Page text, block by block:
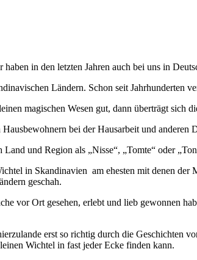
in den letzten Jahren auch bei uns in
Ländern. Schon seit Jahrhunderten
magischen Wesen gut, dann überträgt sich
bei der Hausarbeit und anderen
und Region als „Nisse“, „Tomte“ oder
in Skandinavien am ehesten mit denen
geschah.
vor Ort gesehen, erlebt und lieb gewonnen
erst so richtig durch die
Wichtel in fast jeder Ecke finden kann.